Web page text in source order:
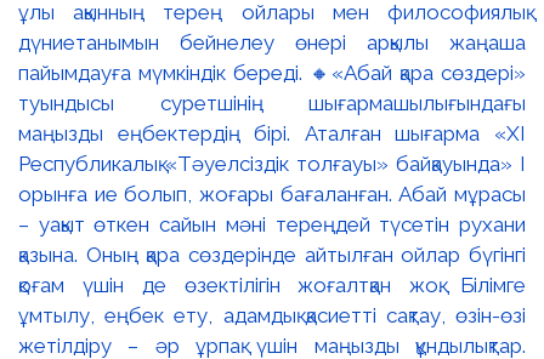
ұлы ақынның терең ойлары мен философиялық
дүниетанымын бейнелеу өнері арқылы жаңаша
пайымдауға мүмкіндік береді. 🔸«Абай қара сөздері»
туындысы суретшінің шығармашылығындағы
маңызды еңбектердің бірі. Аталған шығарма «XI
Республикалық «Тәуелсіздік толғауы» байқауында» І
орынға ие болып, жоғары бағаланған. Абай мұрасы
– уақыт өткен сайын мәні тереңдей түсетін рухани
қазына. Оның қара сөздерінде айтылған ойлар бүгінгі
қоғам үшін де өзектілігін жоғалтқан жоқ. Білімге
ұмтылу, еңбек ету, адамдық қасиетті сақтау, өзін-өзі
жетілдіру – әр ұрпақ үшін маңызды құндылықтар.